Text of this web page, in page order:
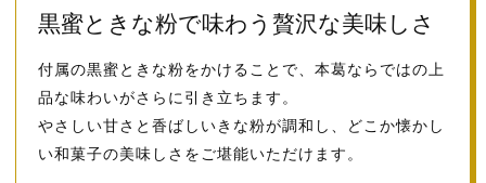
黒蜜ときな粉で味わう贅沢な美味しさ
付属の黒蜜ときな粉をかけることで、本葛ならではの上
品な味わいがさらに引き立ちます。
やさしい甘さと香ばしいきな粉が調和し、どこか懐かし
い和菓子の美味しさをご堪能いただけます。